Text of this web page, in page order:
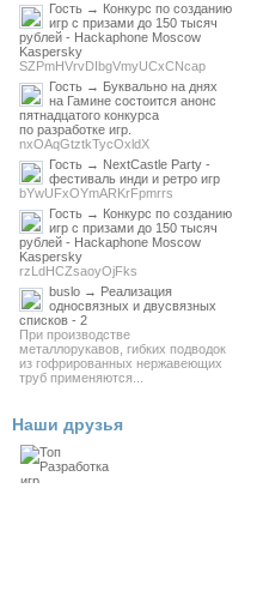
Гость → Конкурс по созданию
игр с призами до 150 тысяч
рублей - Hackaphone Moscow
Kaspersky
SZPmHVrvDIbgVmyUCxCNcap
Гость → Буквально на днях
на Гамине состоится анонс
пятнадцатого конкурса
по разработке игр.
nxOAqGtztkTycOxldX
Гость → NextCastle Party -
фестиваль инди и ретро игр
bYwUFxOYmARKrFpmrrs
Гость → Конкурс по созданию
игр с призами до 150 тысяч
рублей - Hackaphone Moscow
Kaspersky
rzLdHCZsaoyOjFks
buslo → Реализация
односвязных и двусвязных
списков - 2
При производстве
металлорукавов, гибких подводок
из гофрированных нержавеющих
труб применяются...
Наши друзья